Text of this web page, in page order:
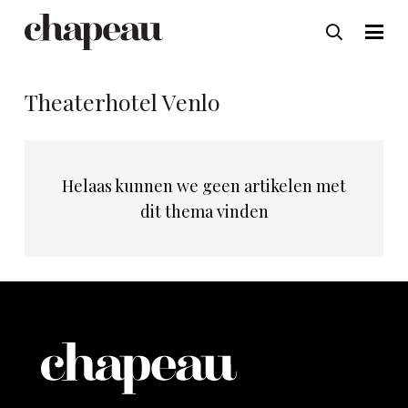
Theaterhotel Venlo
Helaas kunnen we geen artikelen met
dit thema vinden